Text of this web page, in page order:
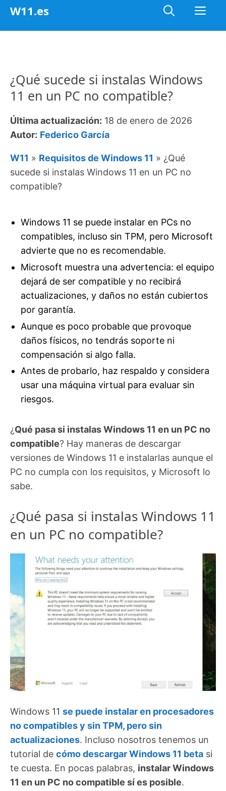
Saltar
W11.es
¿Qué sucede si instalas Windows
11 en un PC no compatible?
Última actualización: 18 de enero de 2026
Autor: Federico García
W11 » Requisitos de Windows 11 » ¿Qué
sucede si instalas Windows 11 en un PC no
compatible?
Windows 11 se puede instalar en PCs no
compatibles, incluso sin TPM, pero Microsoft
advierte que no es recomendable.
Microsoft muestra una advertencia: el equipo
dejará de ser compatible y no recibirá
actualizaciones, y daños no están cubiertos
por garantía.
Aunque es poco probable que provoque
daños físicos, no tendrás soporte ni
compensación si algo falla.
Antes de probarlo, haz respaldo y considera
usar una máquina virtual para evaluar sin
riesgos.
¿Qué pasa si instalas Windows 11 en un PC no
compatible? Hay maneras de descargar
versiones de Windows 11 e instalarlas aunque el
PC no cumpla con los requisitos, y Microsoft lo
sabe.
¿Qué pasa si instalas Windows 11
en un PC no compatible?
Windows 11 se puede instalar en procesadores
no compatibles y sin TPM, pero sin
actualizaciones. Incluso nosotros tenemos un
tutorial de cómo descargar Windows 11 beta si
te cuesta. En pocas palabras, instalar Windows
11 en un PC no compatible sí es posible.